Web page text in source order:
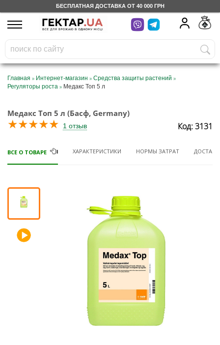
БЕСПЛАТНАЯ ДОСТАВКА ОТ 40 000 ГРН
UA
На вашем
бонусном счете
грн
Бесплатно по Украине
Категории
Дневник
Отзывы
Корзина
Главная » Интернет-магазин » Средства защиты растений »
Регуляторы роста » Медакс Топ 5 л
Медакс Топ 5 л (Басф, Germany)
★★★★★ 1 отзыв Код: 3131
ВСЕ О ТОВАРЕ ХАРАКТЕРИСТИКИ НОРМЫ ЗАТРАТ